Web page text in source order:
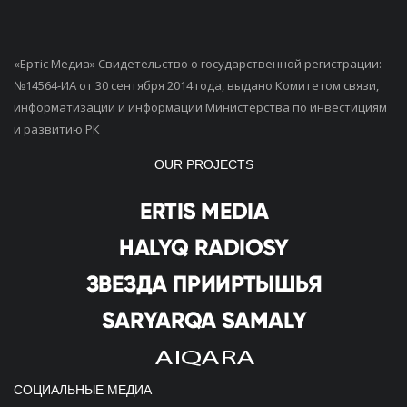
«Ертiс Медиа» Свидетельство о государственной регистрации:
№14564-ИА от 30 сентября 2014 года, выдано Комитетом связи,
информатизации и информации Министерства по инвестициям
и развитию РК
OUR PROJECTS
СОЦИАЛЬНЫЕ МЕДИА